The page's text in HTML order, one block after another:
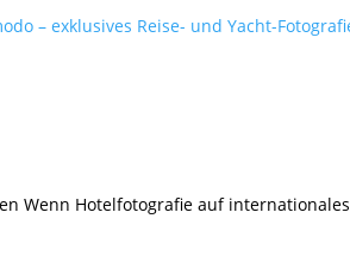
Wenn Hotelfotografie auf internationales